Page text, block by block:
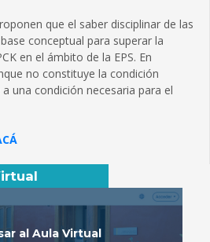
que el saber disciplinar de las
conceptual para superar la
en el ámbito de la EPS. En
no constituye la condición
una condición necesaria para el
al Aula Virtual